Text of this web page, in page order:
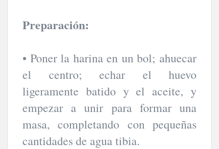
Preparación:
• Poner la harina en un bol; ahuecar
el centro; echar el huevo
ligeramente batido y el aceite, y
empezar a unir para formar una
masa, completando con pequeñas
cantidades de agua tibia.